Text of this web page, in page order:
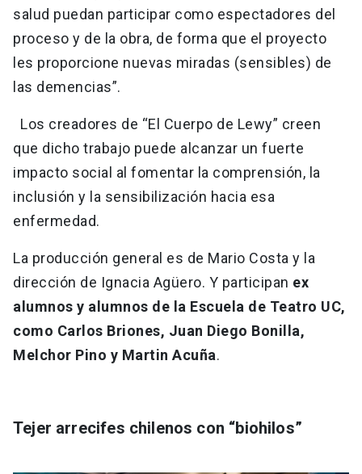
salud puedan participar como espectadores del
proceso y de la obra, de forma que el proyecto
les proporcione nuevas miradas (sensibles) de
las demencias”.
Los creadores de “El Cuerpo de Lewy” creen
que dicho trabajo puede alcanzar un fuerte
impacto social al fomentar la comprensión, la
inclusión y la sensibilización hacia esa
enfermedad.
La producción general es de Mario Costa y la
dirección de Ignacia Agüero. Y participan ex
alumnos y alumnos de la Escuela de Teatro UC,
como Carlos Briones, Juan Diego Bonilla,
Melchor Pino y Martin Acuña.
Tejer arrecifes chilenos con “biohilos”